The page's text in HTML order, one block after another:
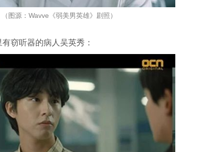
（图源：Wavve《弱美男英雄》剧照）
窃听器的病人吴英秀：